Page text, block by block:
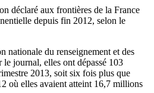
déclaré aux frontières de la France
depuis fin 2012, selon le
nationale du renseignement et des
le journal, elles ont dépassé 103
2013, soit six fois plus que
où elles avaient atteint 16,7 millions